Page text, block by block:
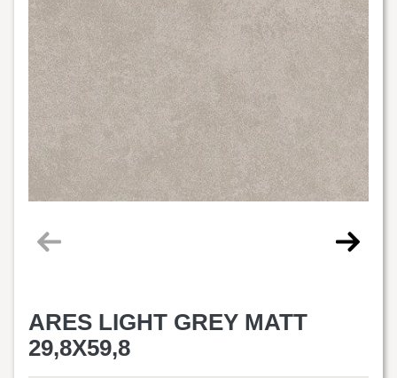
ARES LIGHT GREY MATT
29,8X59,8